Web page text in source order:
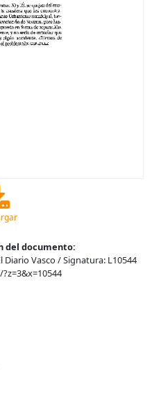
del documento:
Diario Vasco / Signatura: L10544